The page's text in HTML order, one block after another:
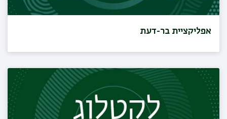
אפליקציית בר-דעת